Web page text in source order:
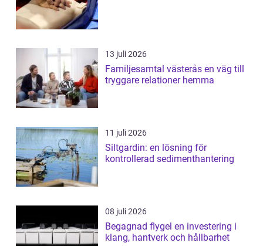
13 juli 2026
Familjesamtal västerås en väg till
tryggare relationer hemma
11 juli 2026
Siltgardin: en lösning för
kontrollerad sedimenthantering
08 juli 2026
Begagnad flygel en investering i
klang, hantverk och hållbarhet